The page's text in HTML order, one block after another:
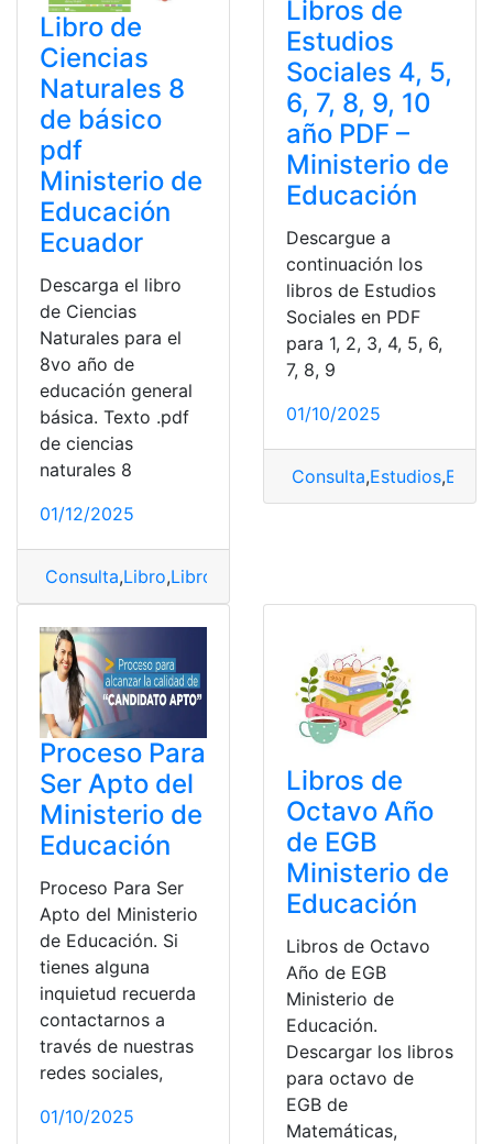
Libro de
Ciencias
Naturales 8
de básico
pdf
Ministerio de
Educación
Ecuador
Descarga el libro
de Ciencias
Naturales para el
8vo año de
educación general
básica. Texto .pdf
de ciencias
naturales 8
01/12/2025
Consulta,Libro,Libro de Ciencias Naturales
Libros de
Estudios
Sociales 4, 5,
6, 7, 8, 9, 10
año PDF –
Ministerio de
Educación
Descargue a
continuación los
libros de Estudios
Sociales en PDF
para 1, 2, 3, 4, 5, 6,
7, 8, 9
01/10/2025
Consulta,Estudios,
Proceso Para
Ser Apto del
Ministerio de
Educación
Proceso Para Ser
Apto del Ministerio
de Educación. Si
tienes alguna
inquietud recuerda
contactarnos a
través de nuestras
redes sociales,
01/10/2025
Libros de
Octavo Año
de EGB
Ministerio de
Educación
Libros de Octavo
Año de EGB
Ministerio de
Educación.
Descargar los libros
para octavo de
EGB de
Matemáticas,